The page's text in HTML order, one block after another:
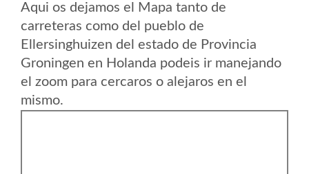
Aqui os dejamos el Mapa tanto de
carreteras como del pueblo de
Ellersinghuizen del estado de Provincia
Groningen en Holanda podeis ir manejando
el zoom para cercaros o alejaros en el
mismo.